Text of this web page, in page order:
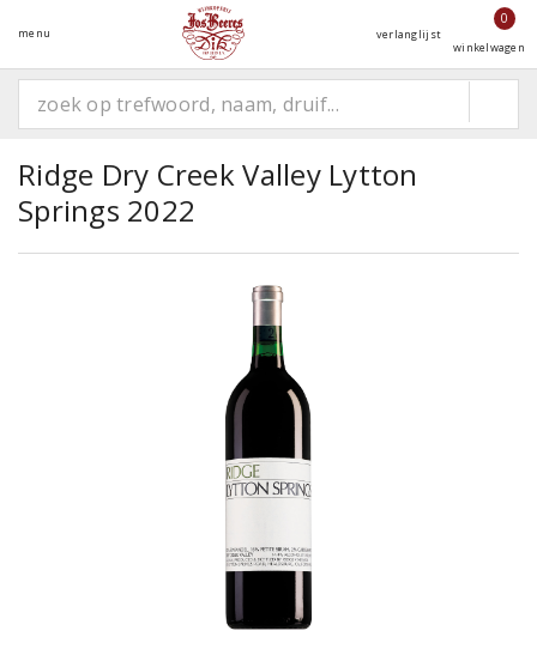
menu verlanglijst
0
winkelwagen
Ridge Dry Creek Valley Lytton
Springs 2022